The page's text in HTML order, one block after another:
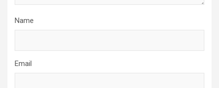
Name
Email